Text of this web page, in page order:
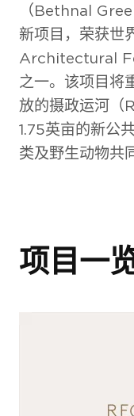
（Bethnal
新项目，荣获世
Architectural
之一。该项目将
放的摄政运河（
1.75英亩的新公
类及野生动物共
项目一
经典室内（